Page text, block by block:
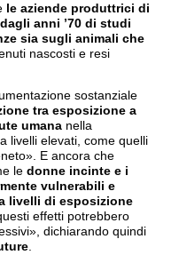
le aziende produttrici di
anni ’70 di studi
sia sugli animali che
nascosti e resi
sostanziale
tra esposizione a
umana nella
livelli elevati, come quelli
E ancora che
ledonne incinte e i
vulnerabili e
livelli di esposizione
effetti potrebbero
dichiarando quindi
.